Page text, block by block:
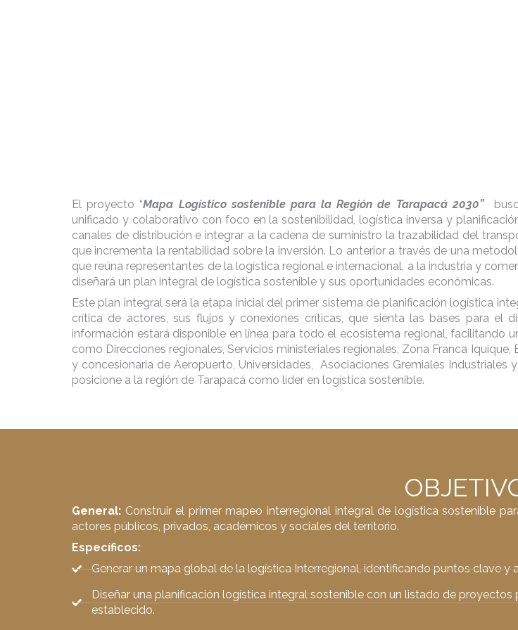
El proyecto “Mapa Logístico sostenible para la Región de Tarapacá 2030”
unificado y colaborativo con foco en la sostenibilidad, logística inversa y
canales de distribución e integrar a la cadena de suministro la trazabilidad del
que incrementa la rentabilidad sobre la inversión. Lo anterior a través de una
que reúna representantes de la logística regional e internacional, a la industria y
diseñará un plan integral de logística sostenible y sus oportunidades económicas.
Este plan integral será la etapa inicial del primer sistema de planificación logística
crítica de actores, sus flujos y conexiones críticas, que sienta las bases para el
información estará disponible en línea para todo el ecosistema regional, facilitando
como Direcciones regionales, Servicios ministeriales regionales, Zona Franca
y concesionaria de Aeropuerto, Universidades, Asociaciones Gremiales
posicione a la región de Tarapacá como líder en logística sostenible.
General: Construir el primer mapeo interregional integral de logística sostenible
actores públicos, privados, académicos y sociales del territorio.
Específicos:
Generar un mapa global de la logística Interregional, identificando puntos clave y
Diseñar una planificación logística integral sostenible con un listado de
establecido.